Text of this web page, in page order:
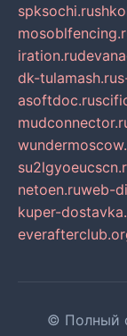
spksochi.ru
iration.ru
dk-tulamash.ru
asoftdoc.ru
netoen.ruweb-
kuper-
© Полный